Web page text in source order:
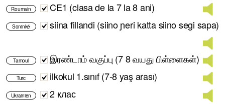
Roumain CE1 (clasa de la 7 la 8 ani)
Soninké siina fillandi (siino ɲeri katta siino segi sapa)
Tamoul இரண்டாம் வகுப்பு (7 8 வயது பிள்ளைகள்)
Turc ilkokul 1.sınıf (7-8 yaş arası)
Ukrainien 2 клас